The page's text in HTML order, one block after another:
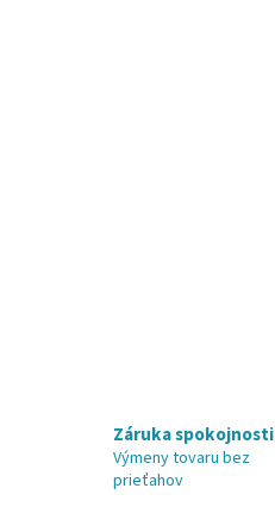
Záruka spokojnosti
Výmeny tovaru bez
prieťahov